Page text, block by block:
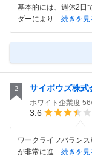
基本的には、週休2日
ダーにより …続きを見
2 サイボウズ株式
ホワイト企業度
3.6
ワークライフバラン
が非常に進…続きを見